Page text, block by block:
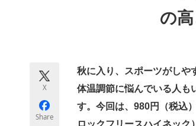
ITエンジニア向け専門サイト
モノづくり技術者専門サイト
の
X
Share
秋に入り、スポーツがしや
体温調節に悩んでいる人も
す。今回は、980円（税込
ロックフリースハイネック